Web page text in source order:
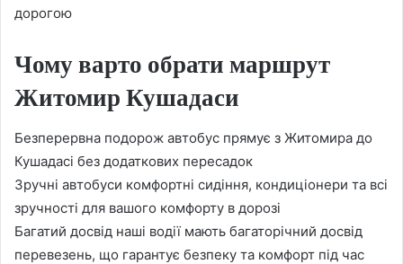
дорогою
Чому варто обрати маршрут
Житомир Кушадаси
Безперервна подорож автобус прямує з Житомира до
Кушадасі без додаткових пересадок
Зручні автобуси комфортні сидіння, кондиціонери та всі
зручності для вашого комфорту в дорозі
Багатий досвід наші водії мають багаторічний досвід
перевезень, що гарантує безпеку та комфорт під час